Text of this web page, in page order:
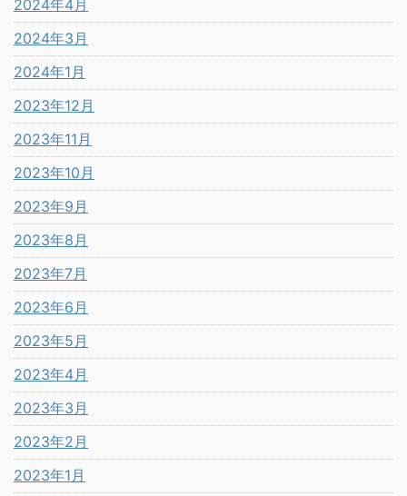
2024年4月
2024年3月
2024年1月
2023年12月
2023年11月
2023年10月
2023年9月
2023年8月
2023年7月
2023年6月
2023年5月
2023年4月
2023年3月
2023年2月
2023年1月